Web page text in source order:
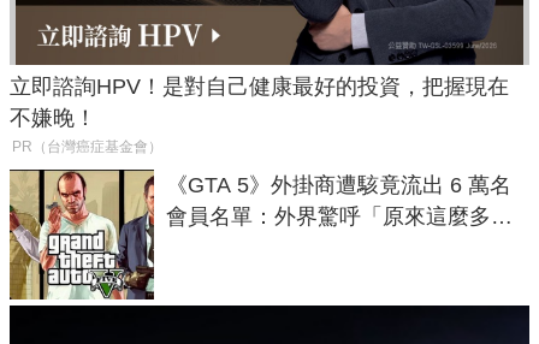
立即諮詢HPV！是對自己健康最好的投資，把握現在
不嫌晚！
PR（台灣癌症基金會）
《GTA 5》外掛商遭駭竟流出 6 萬名
會員名單：外界驚呼「原來這麼多人